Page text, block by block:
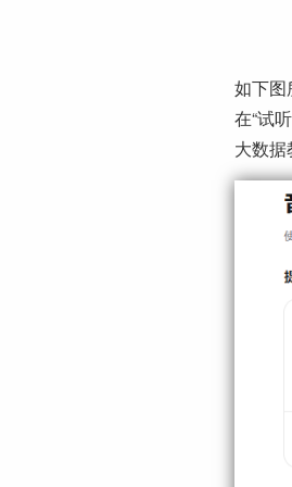
如下图
在“试
大数据